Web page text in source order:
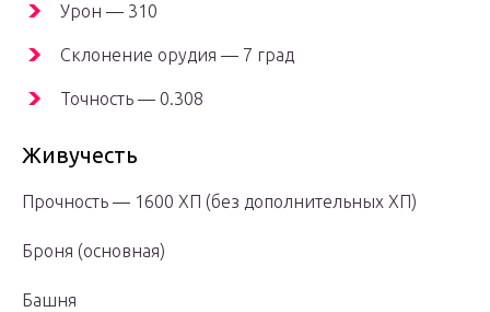
Урон — 310
Склонение орудия — 7 град
Точность — 0.308
Живучесть
Прочность — 1600 ХП (без дополнительных ХП)
Броня (основная)
Башня